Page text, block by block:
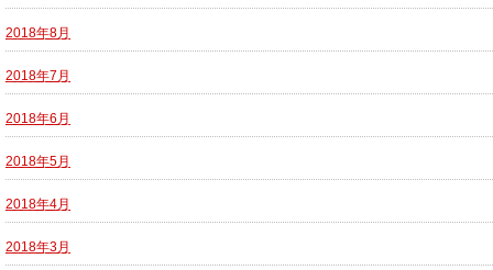
2018年8月
2018年7月
2018年6月
2018年5月
2018年4月
2018年3月